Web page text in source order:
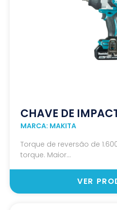
CHAVE DE
MARCA: MAKITA
Torque de reversão de
torque. Maior...
VER